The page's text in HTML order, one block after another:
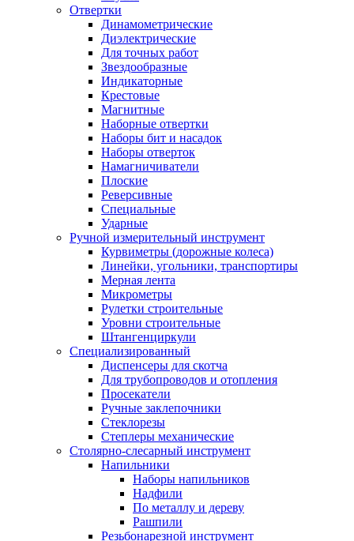
Отвертки
Динамометрические
Диэлектрические
Для точных работ
Звездообразные
Индикаторные
Крестовые
Магнитные
Наборные отвертки
Наборы бит и насадок
Наборы отверток
Намагничиватели
Плоские
Реверсивные
Специальные
Ударные
Ручной измерительный инструмент
Курвиметры (дорожные колеса)
Линейки, угольники, транспортиры
Мерная лента
Микрометры
Рулетки строительные
Уровни строительные
Штангенциркули
Специализированный
Диспенсеры для скотча
Для трубопроводов и отопления
Просекатели
Ручные заклепочники
Стеклорезы
Степлеры механические
Столярно-слесарный инструмент
Напильники
Наборы напильников
Надфили
По металлу и дереву
Рашпили
Резьбонарезной инструмент